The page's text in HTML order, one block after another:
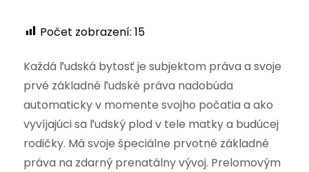
Počet zobrazení: 15
Každá ľudská bytosť je subjektom práva a svoje
prvé základné ľudské práva nadobúda
automaticky v momente svojho počatia a ako
vyvíjajúci sa ľudský plod v tele matky a budúcej
rodičky. Má svoje špeciálne prvotné základné
práva na zdarný prenatálny vývoj. Prelomovým